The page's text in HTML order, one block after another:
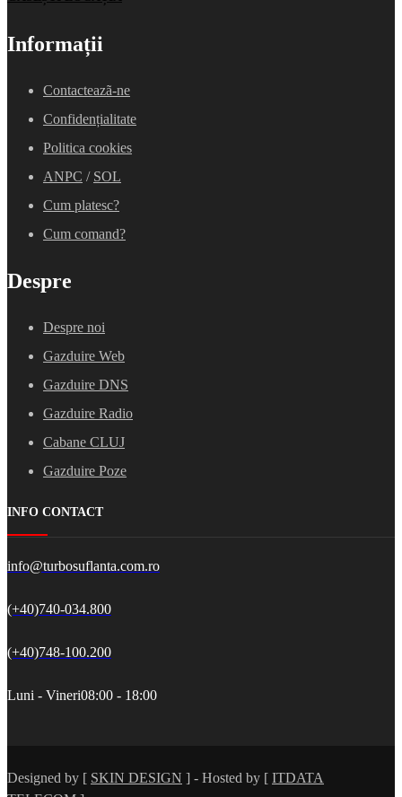
Informații
Contacteazã-ne
Confidențialitate
Politica cookies
ANPC / SOL
Cum platesc?
Cum comand?
Despre
Despre noi
Gazduire Web
Gazduire DNS
Gazduire Radio
Cabane CLUJ
Gazduire Poze
INFO CONTACT
info@turbosuflanta.com.ro
(+40)740-034.800
(+40)748-100.200
Luni - Vineri08:00 - 18:00
Designed by [ SKIN DESIGN ] - Hosted by [ ITDATA